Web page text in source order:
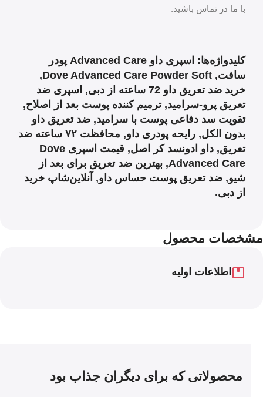
با ما در تماس باشید.
کلیدواژه‌ها: اسپری داو Advanced Care پودر
سافت, Dove Advanced Care Powder Soft,
خرید ضد تعریق داو 72 ساعته از دبی, اسپری ضد
تعریق پرو-سرامید, ترمیم کننده پوست بعد از اصلاح,
تقویت سد دفاعی پوست با سرامید, ضد تعریق داو
بدون الکل, رایحه پودری داو, محافظت ۷۲ ساعته ضد
تعریق, داو ادونسد کر اصل, قیمت اسپری Dove
Advanced Care, بهترین ضد تعریق برای بعد از
شیو, ضد تعریق پوست حساس داو, آنلاین‌شاپ خرید
از دبی.
مشخصات محصول
اطلاعات اولیه
محصولاتی که برای دیگران جذاب بود